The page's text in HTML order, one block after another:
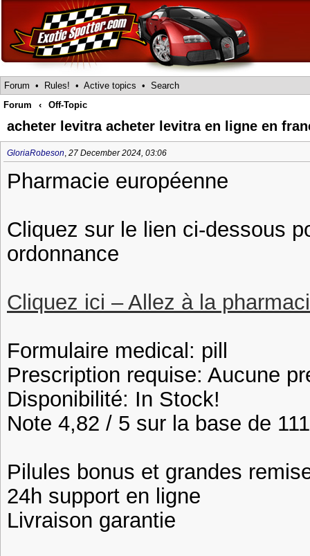
Forum • Rules! • Active topics • Search
Forum
‹ Off-Topic
acheter levitra acheter levitra en ligne en
GloriaRobeson, 27 December 2024, 03:06
Pharmacie européenne
Cliquez sur le lien ci-dessous
ordonnance
Cliquez ici – Allez à la
Formulaire medical: pill
Prescription requise: Aucune
Disponibilité: In Stock!
Note 4,82 / 5 sur la base de
Pilules bonus et grandes
24h support en ligne
Livraison garantie